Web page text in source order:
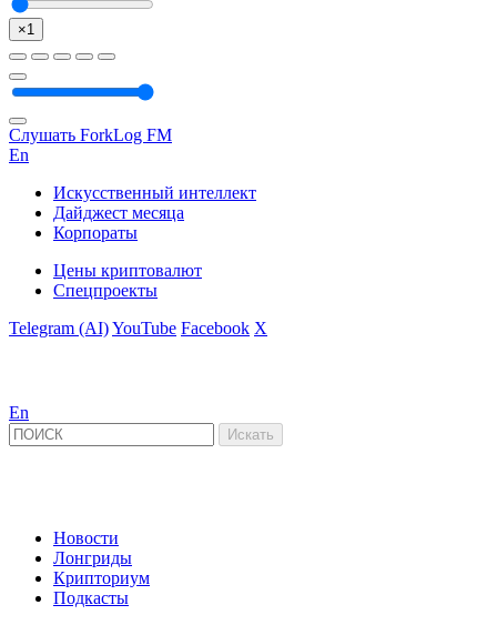
×1
Слушать ForkLog FM
En
Искусственный интеллект
Дайджест месяца
Корпораты
Цены криптовалют
Спецпроекты
Telegram (AI)YouTube Facebook X
En
Новости
Лонгриды
Крипториум
Подкасты